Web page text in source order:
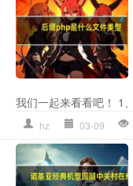
我们一起来看看吧！ 1
hz 03-09